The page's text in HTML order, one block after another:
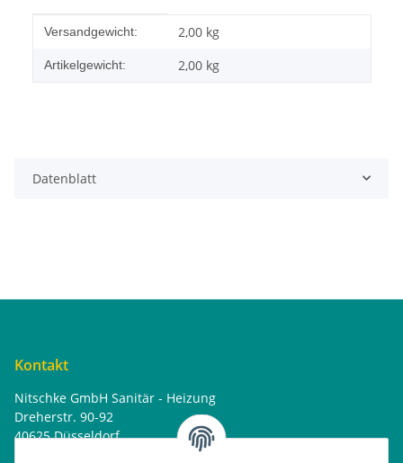
Produkteigenschaft
Wert
Versandgewicht: 2,00 kg
Artikelgewicht: 2,00 kg
Datenblatt
Kontakt
Nitschke GmbH Sanitär - Heizung
Dreherstr. 90-92
40625 Düsseldorf